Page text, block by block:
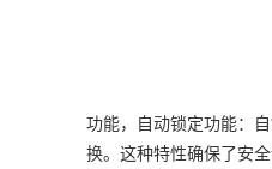
功能，自动锁定功能：
换。这种特性确保了安